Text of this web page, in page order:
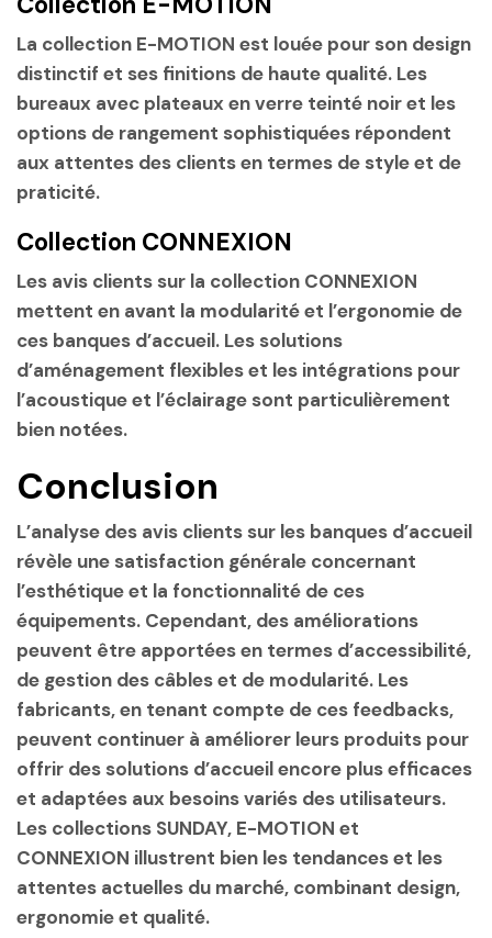
La collection E-MOTION est louée pour son design
distinctif et ses finitions de haute qualité. Les
bureaux avec plateaux en verre teinté noir et les
options de rangement sophistiquées répondent
aux attentes des clients en termes de style et de
praticité.
Collection CONNEXION
Les avis clients sur la collection CONNEXION
mettent en avant la modularité et l’ergonomie de
ces banques d’accueil. Les solutions
d’aménagement flexibles et les intégrations pour
l’acoustique et l’éclairage sont particulièrement
bien notées.
Conclusion
L’analyse des avis clients sur les banques d’accueil
révèle une satisfaction générale concernant
l’esthétique et la fonctionnalité de ces
équipements. Cependant, des améliorations
peuvent être apportées en termes d’accessibilité,
de gestion des câbles et de modularité. Les
fabricants, en tenant compte de ces feedbacks,
peuvent continuer à améliorer leurs produits pour
offrir des solutions d’accueil encore plus efficaces
et adaptées aux besoins variés des utilisateurs.
Les collections SUNDAY, E-MOTION et
CONNEXION illustrent bien les tendances et les
attentes actuelles du marché, combinant design,
ergonomie et qualité.